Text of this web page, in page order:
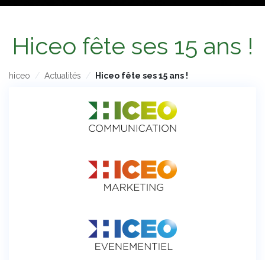
Hiceo fête ses 15 ans !
hiceo Actualités Hiceo fête ses 15 ans !